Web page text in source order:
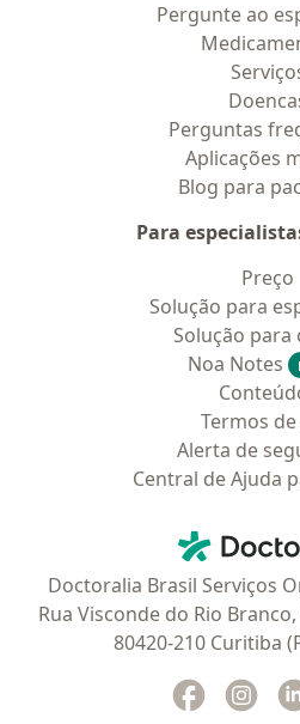
Pergunte ao
Perguntas
Aplicações
Blog para
Para
Preço
Solução para
Solução para
Noa Notes
Termos
Alerta de
Central de Ajuda
Doctoralia Brasil Serviços
Rua Visconde do Rio
80420-210 Curitiba
Facebook
abre